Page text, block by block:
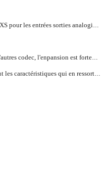
10 appels SIP simultanés ou 2 conversations G.729. La plupart des usages personnelles ou des TPE sont envisageables.
réduit énormément les difficultés pour entrer dans le monde de la communication VoIP.
ressortent lorsque vous ouvrez le coffret iCallDroid